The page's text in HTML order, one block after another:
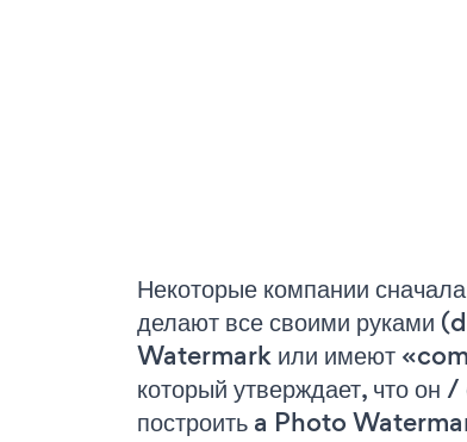
Некоторые компании
делают все своими руками
Watermark или имеют
который утверждает, что он
построить a Photo